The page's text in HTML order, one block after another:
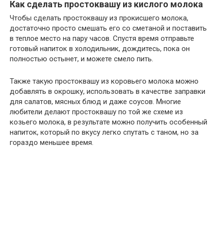
Как сделать простоквашу из кислого молока
Чтобы сделать простоквашу из прокисшего молока,
достаточно просто смешать его со сметаной и поставить
в теплое место на пару часов. Спустя время отправьте
готовый напиток в холодильник, дождитесь, пока он
полностью остынет, и можете смело пить.
Также такую простоквашу из коровьего молока можно
добавлять в окрошку, использовать в качестве заправки
для салатов, мясных блюд и даже соусов. Многие
любители делают простоквашу по той же схеме из
козьего молока, в результате можно получить особенный
напиток, который по вкусу легко спутать с таном, но за
гораздо меньшее время.